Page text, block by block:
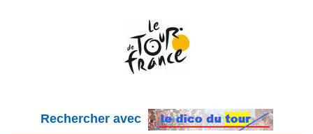
Rechercher avec